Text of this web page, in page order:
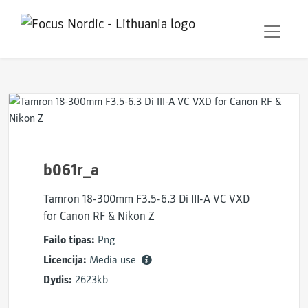
b061r_a
Tamron 18-300mm F3.5-6.3 Di III-A VC VXD
for Canon RF & Nikon Z
Failo tipas: Png
Licencija: Media use
Dydis: 2623kb